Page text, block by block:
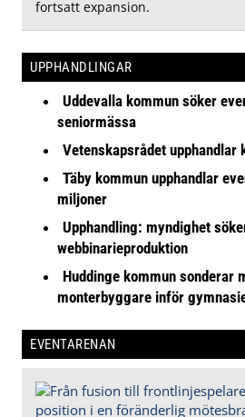
fortsatt expansion.
UPPHANDLINGAR
Uddevalla kommun söker
seniormässa
Vetenskapsrådet upphandlar
Täby kommun upphandlar
miljoner
Upphandling: myndighet
webbinarieproduktion
Huddinge kommun sonderar
monterbyggare inför
EVENTARENAN